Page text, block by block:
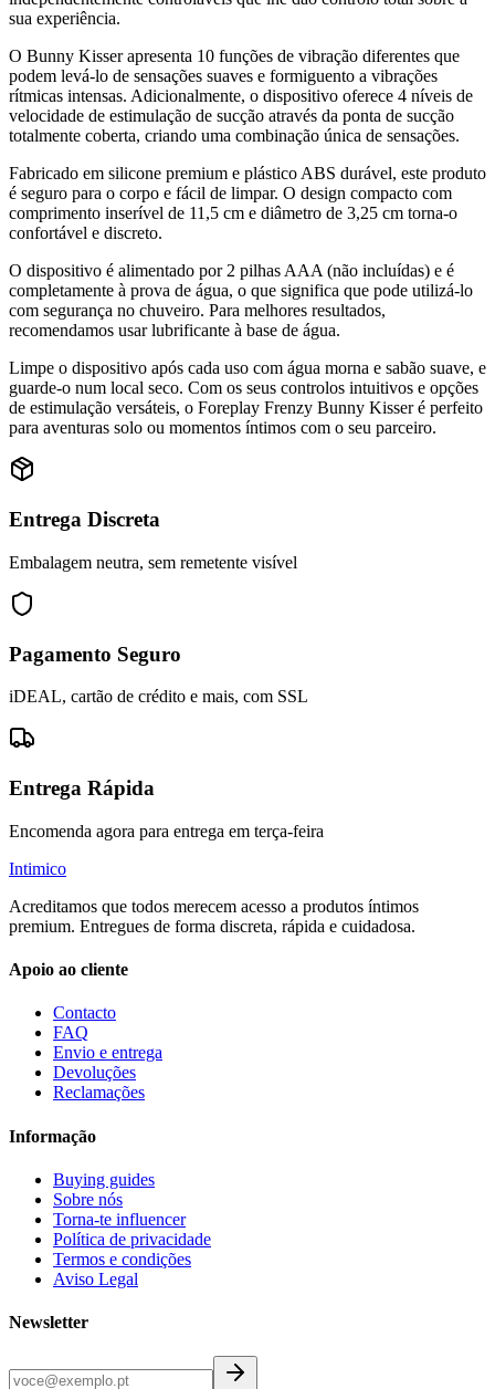
sua experiência.
O Bunny Kisser apresenta 10 funções de vibração diferentes que
podem levá-lo de sensações suaves e formiguento a vibrações
rítmicas intensas. Adicionalmente, o dispositivo oferece 4 níveis de
velocidade de estimulação de sucção através da ponta de sucção
totalmente coberta, criando uma combinação única de sensações.
Fabricado em silicone premium e plástico ABS durável, este produto
é seguro para o corpo e fácil de limpar. O design compacto com
comprimento inserível de 11,5 cm e diâmetro de 3,25 cm torna-o
confortável e discreto.
O dispositivo é alimentado por 2 pilhas AAA (não incluídas) e é
completamente à prova de água, o que significa que pode utilizá-lo
com segurança no chuveiro. Para melhores resultados,
recomendamos usar lubrificante à base de água.
Limpe o dispositivo após cada uso com água morna e sabão suave, e
guarde-o num local seco. Com os seus controlos intuitivos e opções
de estimulação versáteis, o Foreplay Frenzy Bunny Kisser é perfeito
para aventuras solo ou momentos íntimos com o seu parceiro.
Entrega Discreta
Embalagem neutra, sem remetente visível
Pagamento Seguro
iDEAL, cartão de crédito e mais, com SSL
Entrega Rápida
Encomenda agora para entrega em terça-feira
Intimico
Acreditamos que todos merecem acesso a produtos íntimos
premium. Entregues de forma discreta, rápida e cuidadosa.
Apoio ao cliente
Contacto
FAQ
Envio e entrega
Devoluções
Reclamações
Informação
Buying guides
Sobre nós
Torna-te influencer
Política de privacidade
Termos e condições
Aviso Legal
Newsletter